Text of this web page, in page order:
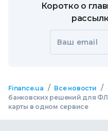
Коротко о
Ваш email
Finance.ua / Все новости /
банковских решений для
карты в одном сервисе